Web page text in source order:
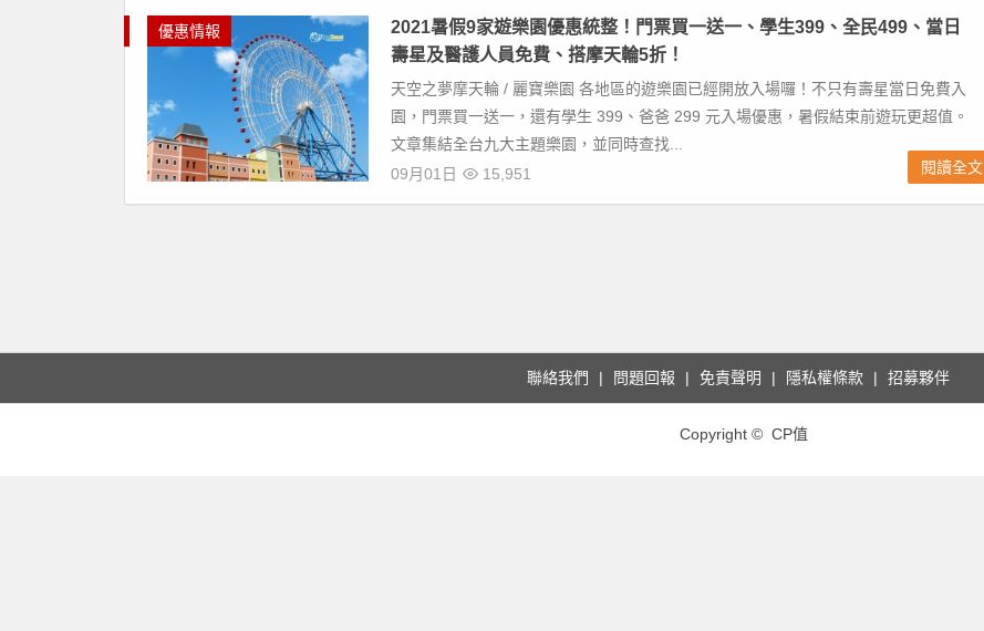
優惠情報
2021暑假9家遊樂園優惠統整！門票買一送一、學生399、全民499、當日
壽星及醫護人員免費、搭摩天輪5折！
天空之夢摩天輪 / 麗寶樂園 各地區的遊樂園已經開放入場囉！不只有壽星當日免費入
園，門票買一送一，還有學生 399、爸爸 299 元入場優惠，暑假結束前遊玩更超值。
文章集結全台九大主題樂園，並同時查找...
09月01日
15,951 閱讀全文
聯絡我們 問題回報 免責聲明 隱私權條款 招募夥伴
Copyright © CP值